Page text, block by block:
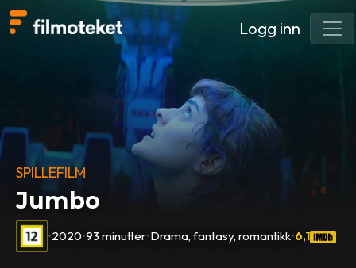
Logg inn
SPILLEFILM
Jumbo
•2020•93 minutter•Drama, fantasy, romantikk•6,1